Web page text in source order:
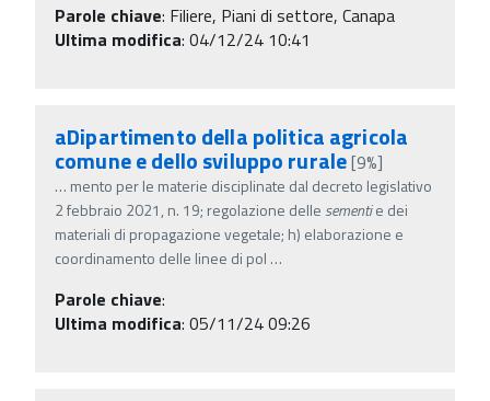
Parole chiave: Filiere, Piani di settore, Canapa
Ultima modifica: 04/12/24 10:41
aDipartimento della politica agricola
comune e dello sviluppo rurale[9%]
… mento per le materie disciplinate dal decreto legislativo
2 febbraio 2021, n. 19; regolazione delle sementie dei
materiali di propagazione vegetale; h) elaborazione e
coordinamento delle linee di pol …
Parole chiave:
Ultima modifica: 05/11/24 09:26